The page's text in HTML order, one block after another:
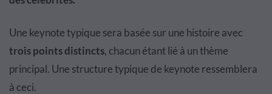
Une keynote typique sera basée sur une histoire avec
trois points distincts, chacun étant lié à un thème
principal. Une structure typique de keynote ressemblera
à ceci.